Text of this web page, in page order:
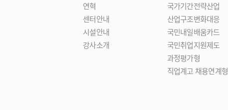
연혁
센터안내
시설안내
강사소개
국가기간전략산업
산업구조변화대응
국민내일배움카드
국민취업지원제도
과정평가형
직업계고 채용연계형